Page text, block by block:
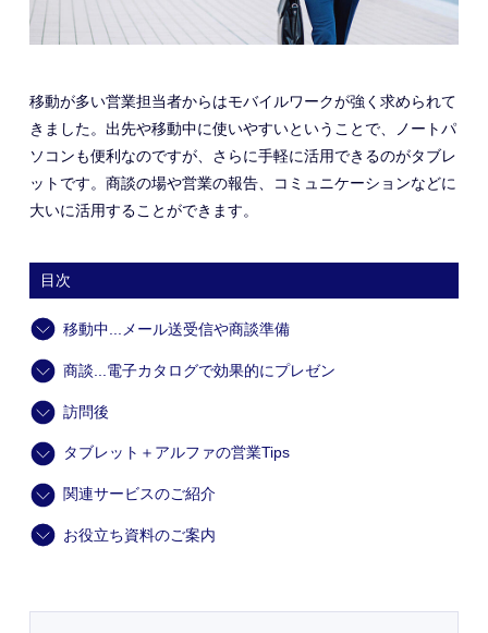
移動が多い営業担当者からはモバイルワークが強く求められて
きました。出先や移動中に使いやすいということで、ノートパ
ソコンも便利なのですが、さらに手軽に活用できるのがタブレ
ットです。商談の場や営業の報告、コミュニケーションなどに
大いに活用することができます。
目次
移動中...メール送受信や商談準備
商談...電子カタログで効果的にプレゼン
訪問後
タブレット＋アルファの営業Tips
関連サービスのご紹介
お役立ち資料のご案内